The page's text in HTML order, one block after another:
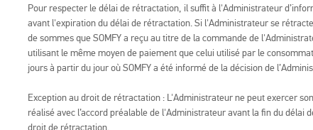
Pour respecter le délai de rétractation, il suffit à l'Administrateur
avant l'expiration du délai de rétractation. Si l'Administrateur se
de sommes que SOMFY a reçu au titre de la commande de
utilisant le même moyen de paiement que celui utilisé par le
jours à partir du jour où SOMFY a été informé de la décision de
Exception au droit de rétractation : L'Administrateur ne peut exercer
réalisé avec l’accord préalable de l'Administrateur avant la fin du
droit de rétractation.